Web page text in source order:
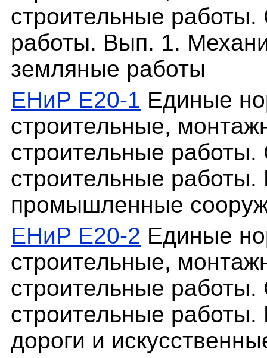
строительные
работы. Вып. 1.
земляные работы
ЕНиР Е20-1 Единые
строительные,
строительные
строительные
промышленные
ЕНиР Е20-2 Единые
строительные,
строительные
строительные
дороги и